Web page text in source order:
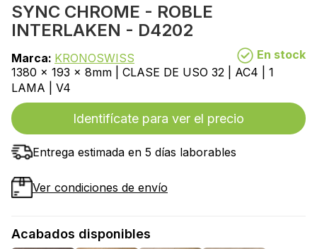
SYNC CHROME - ROBLE
INTERLAKEN - D4202
Marca: KRONOSWISS
En stock
1380 x 193 x 8mm | CLASE DE USO 32 | AC4 | 1
LAMA | V4
Identifícate para ver el precio
Entrega estimada en 5 días laborables
Ver condiciones de envío
Acabados disponibles